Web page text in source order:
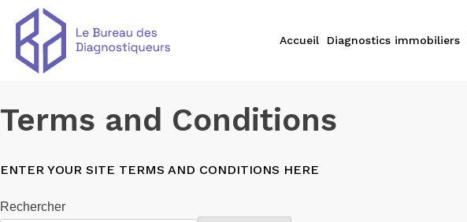
content
Accueil Diagnostics immobiliers
Terms and Conditions
ENTER YOUR SITE TERMS AND CONDITIONS HERE
Rechercher